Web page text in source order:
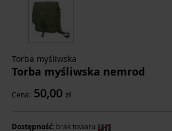
Torba myśliwska
Torba myśliwska nemrod
Cena: 50,00 zł
Dostępność: brak towaru